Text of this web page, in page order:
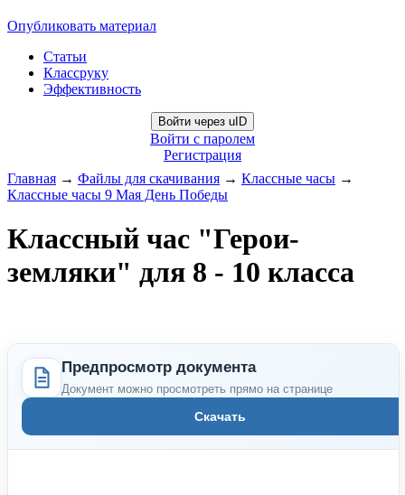
Опубликовать материал
Статьи
Классруку
Эффективность
Войти через uID
Войти с паролем
Регистрация
Главная → Файлы для скачивания → Классные часы →
Классные часы 9 Мая День Победы
Классный час "Герои-
земляки" для 8 - 10 класса
Предпросмотр документа
Документ можно просмотреть прямо на странице
Скачать